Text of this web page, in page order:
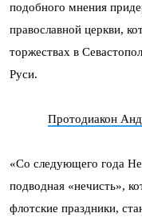
подобного мнения
православной церкви,
торжествах в
Руси.
Протодиакон
«Со следующего года
подводная «нечисть»,
флотские праздники,